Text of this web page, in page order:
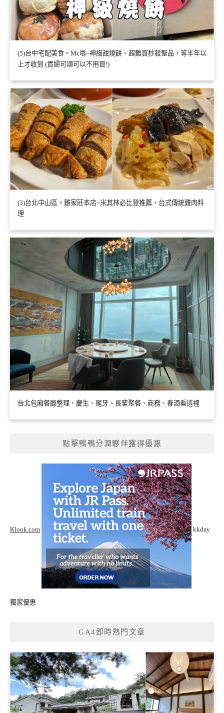
(5)台中宅配美食。Mr.啃~神級甜燒餅、超難買秒殺聖品，等半年以
上才收到 (貴婦可頌可以不用買!)
(3)台北中山區。雞家莊本店~米其林必比登推薦，台式傳統雞肉料
理
台北包廂餐廳整理，慶生、尾牙、長輩聚餐、商務、春酒看這裡
點擊鴨鴨分潤夥伴獲得優惠
Klook.com kkday
獨家優惠
GA4即時熱門文章